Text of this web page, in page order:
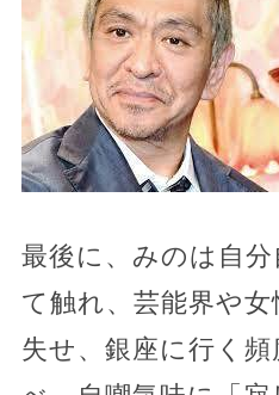
最後に、みのは自
て触れ、芸能界や
失せ、銀座に行く